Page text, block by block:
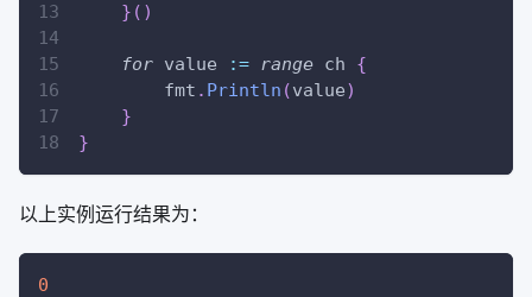
} ( )
for value := range ch {
        fmt
. Println (value)
}
}
以上实例运行结果为：
0